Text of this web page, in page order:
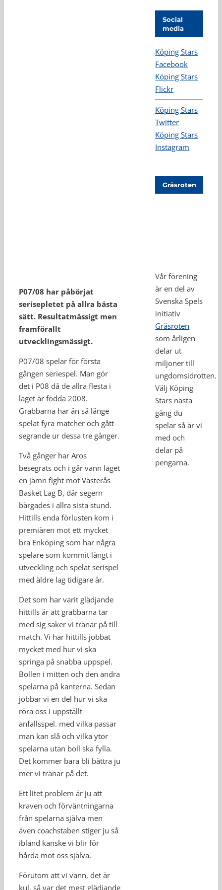
P07/08 har påbörjat
serisepletet på allra bästa
sätt. Resultatmässigt men
framförallt
utvecklingsmässigt.
P07/08 spelar för första
gången seriespel. Man gör
det i P08 då de allra flesta i
laget är födda 2008.
Grabbarna har än så länge
spelat fyra matcher och gått
segrande ur dessa tre gånger.
Två gånger har Aros
besegrats och i går vann laget
en jämn fight mot Västerås
Basket Lag B, där segern
bärgades i allra sista stund.
Hittills enda förlusten kom i
premiären mot ett mycket
bra Enköping som har några
spelare som kommit långt i
utveckling och spelat serispel
med äldre lag tidigare år.
Det som har varit glädjande
hittills är att grabbarna tar
med sig saker vi tränar på till
match. Vi har hittills jobbat
mycket med hur vi ska
springa på snabba uppspel.
Bollen i mitten och den andra
spelarna på kanterna. Sedan
jobbar vi en del hur vi ska
röra oss i uppställt
anfallsspel. med vilka passar
man kan slå och vilka ytor
spelarna utan boll ska fylla.
Det kommer bara bli bättra ju
mer vi tränar på det.
Ett litet problem är ju att
kraven och förväntningarna
från spelarna själva men
även coachstaben stiger ju så
ibland kanske vi blir för
hårda mot oss själva.
Förutom att vi vann, det är
kul, så var det mest glädjande
Social
media
Köping Stars
Facebook
Köping Stars
Flickr
Köping Stars
Twitter
Köping Stars
Instagram
Gräsroten
Vår förening
är en del av
Svenska Spels
initiativ
Gräsroten
som årligen
delar ut
miljoner till
ungdomsidrotten.
Välj Köping
Stars nästa
gång du
spelar så är vi
med och
delar på
pengarna.